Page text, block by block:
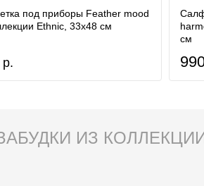
под приборы Feather mood
Ethnic, 33х48 см
р.
см
ИЗ КОЛЛЕКЦИИ